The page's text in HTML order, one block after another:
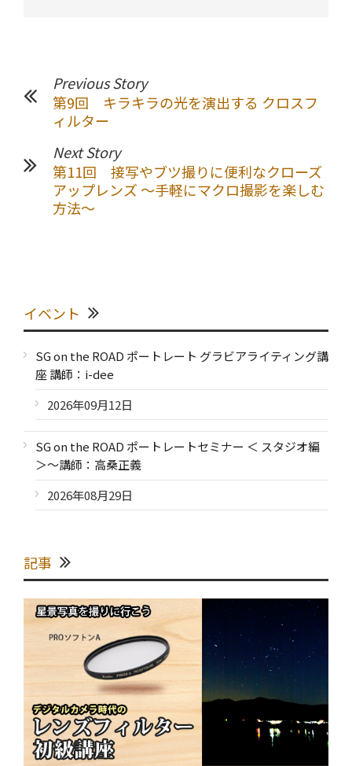
Previous Story
第9回 キラキラの光を演出する クロスフ
ィルター
Next Story
第11回 接写やブツ撮りに便利なクローズ
アップレンズ ～手軽にマクロ撮影を楽しむ
方法～
イベント
SG on the ROAD ポートレート グラビアライティング講
座 講師：i-dee
2026年09月12日
SG on the ROAD ポートレートセミナー ＜ スタジオ編
＞～講師：高桑正義
2026年08月29日
記事